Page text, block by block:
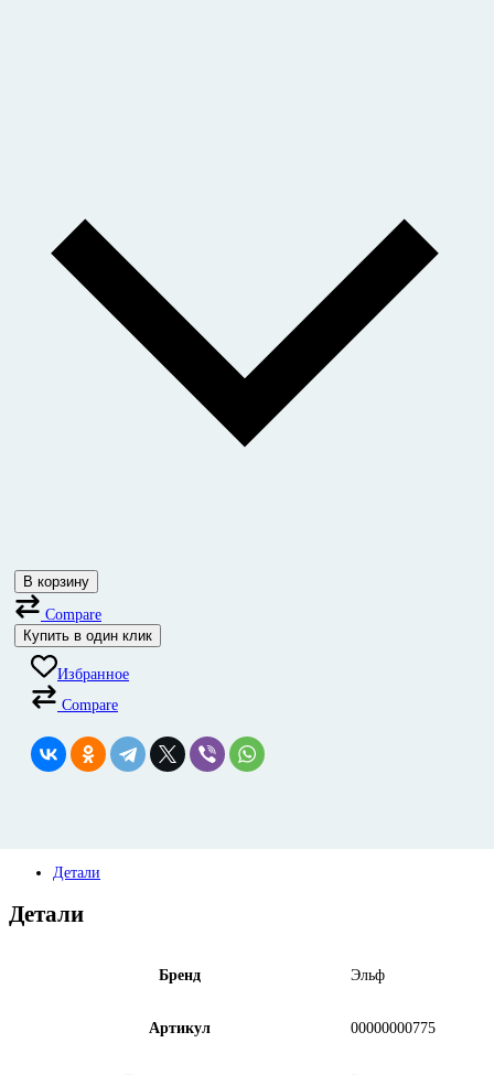
В корзину
Compare
Купить в один клик
Избранное
Compare
Детали
Детали
Бренд Эльф
Артикул 00000000775